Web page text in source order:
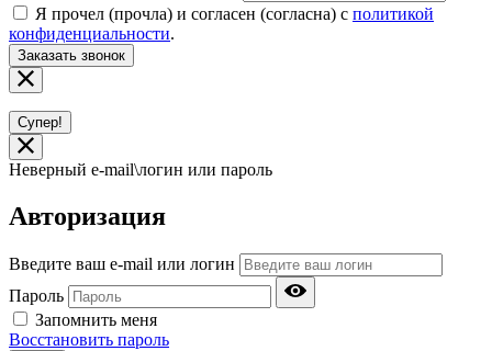
Я прочел (прочла) и согласен (согласна) с политикой
конфиденциальности.
Заказать звонок
Супер!
Неверный e-mail\логин или пароль
Авторизация
Введите ваш e-mail или логин
Пароль
Запомнить меня
Восстановить пароль